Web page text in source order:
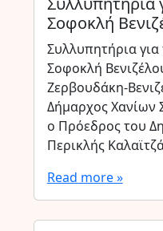
Σοφοκλή
Συλλυπητήρια
Σοφοκλή
Ζερβουδάκη-
Δήμαρχος Χανίων
ο Πρόεδρος του
Περικλής
Read more »